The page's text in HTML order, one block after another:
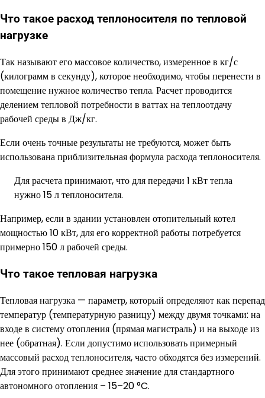
Что такое расход теплоносителя по тепловой
нагрузке
Так называют его массовое количество, измеренное в кг/с
(килограмм в секунду), которое необходимо, чтобы перенести в
помещение нужное количество тепла. Расчет проводится
делением тепловой потребности в ваттах на теплоотдачу
рабочей среды в Дж/кг.
Если очень точные результаты не требуются, может быть
использована приблизительная формула расхода теплоносителя.
Для расчета принимают, что для передачи 1 кВт тепла
нужно 15 л теплоносителя.
Например, если в здании установлен отопительный котел
мощностью 10 кВт, для его корректной работы потребуется
примерно 150 л рабочей среды.
Что такое тепловая нагрузка
Тепловая нагрузка — параметр, который определяют как перепад
температур (температурную разницу) между двумя точками: на
входе в систему отопления (прямая магистраль) и на выходе из
нее (обратная). Если допустимо использовать примерный
массовый расход теплоносителя, часто обходятся без измерений.
Для этого принимают среднее значение для стандартного
автономного отопления – 15–20 °C.